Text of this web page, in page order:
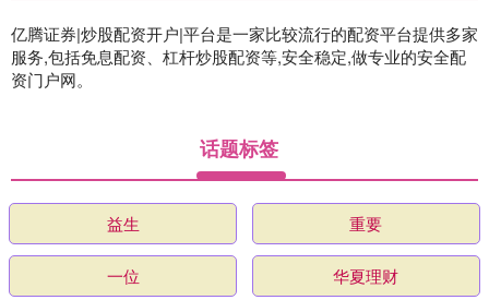
亿腾证券|炒股配资开户|平台是一家比较流行的配资平台提供多家
服务,包括免息配资、杠杆炒股配资等,安全稳定,做专业的安全配
资门户网。
话题标签
益生 重要
一位 华夏理财